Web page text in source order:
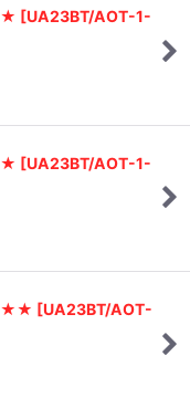
[UA23BT/AOT-1-
[UA23BT/AOT-1-
[UA23BT/AOT-